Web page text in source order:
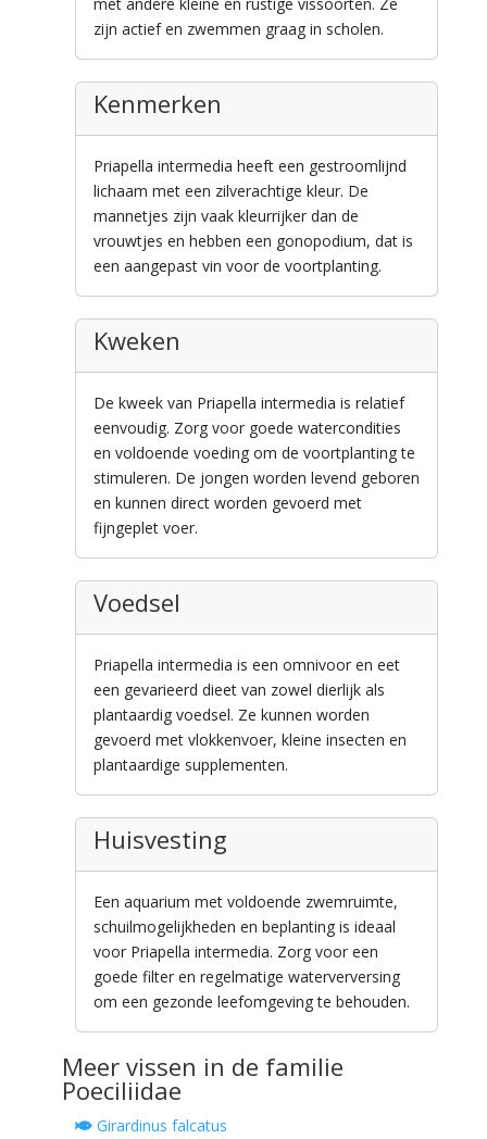
zijn actief en zwemmen graag in scholen.
Kenmerken
Priapella intermedia heeft een gestroomlijnd
lichaam met een zilverachtige kleur. De
mannetjes zijn vaak kleurrijker dan de
vrouwtjes en hebben een gonopodium, dat is
een aangepast vin voor de voortplanting.
Kweken
De kweek van Priapella intermedia is relatief
eenvoudig. Zorg voor goede watercondities
en voldoende voeding om de voortplanting te
stimuleren. De jongen worden levend geboren
en kunnen direct worden gevoerd met
fijngeplet voer.
Voedsel
Priapella intermedia is een omnivoor en eet
een gevarieerd dieet van zowel dierlijk als
plantaardig voedsel. Ze kunnen worden
gevoerd met vlokkenvoer, kleine insecten en
plantaardige supplementen.
Huisvesting
Een aquarium met voldoende zwemruimte,
schuilmogelijkheden en beplanting is ideaal
voor Priapella intermedia. Zorg voor een
goede filter en regelmatige waterverversing
om een gezonde leefomgeving te behouden.
Meer vissen in de familie
Poeciliidae
Girardinus falcatus